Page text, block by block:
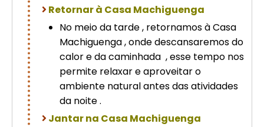
Retornar à Casa Machiguenga
No meio da tarde , retornamos à Casa
Machiguenga , onde descansaremos do
calor e da caminhada , esse tempo nos
permite relaxar e aproveitar o
ambiente natural antes das atividades
da noite .
Jantar na Casa Machiguenga